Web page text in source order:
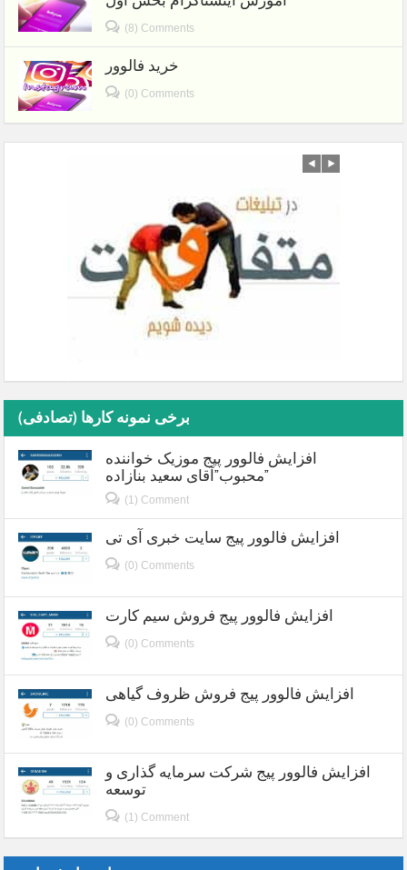
(8) Comments
خرید فالوور
(0) Comments
برخی نمونه کارها (تصادفی)
افزایش فالوور پیج موزیک خواننده
محبوب”آقای سعید بنازاده”
(1) Comment
افزایش فالوور پیج سایت خبری آی تی
(0) Comments
افزایش فالوور پیج فروش سیم کارت
(0) Comments
افزایش فالوور پیج فروش ظروف گیاهی
(0) Comments
افزایش فالوور پیج شرکت سرمایه گذاری و
توسعه
(1) Comment